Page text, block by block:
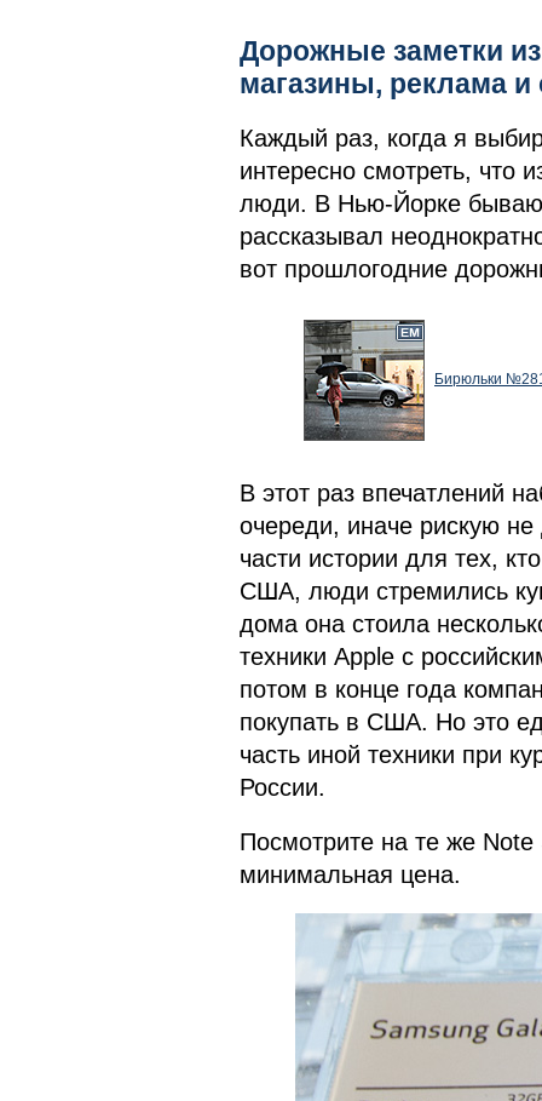
Дорожные заметки
магазины, реклама и
Каждый раз, когда я
интересно смотреть, что
люди. В Нью-Йорке бываю
рассказывал
вот прошлогодние
Бирюльки
В этот раз впечатлений
очереди, иначе рискую
части истории для тех,
США, люди стремились
дома она стоила
техники Apple с
потом в конце года
покупать в США. Но это
часть иной техники при
России.
Посмотрите на те же
минимальная цена.